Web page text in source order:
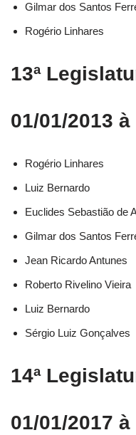
Gilmar dos Santos
Rogério Linhares
13ª
01/01/2013
Rogério Linhares​
Luiz Bernardo​
Euclides Sebastião de
Gilmar dos Santos
Jean Ricardo Antunes​
Roberto Rivelino Vieira​
Luiz Bernardo​
Sérgio Luiz Gonçalves​
14ª
01/01/2017